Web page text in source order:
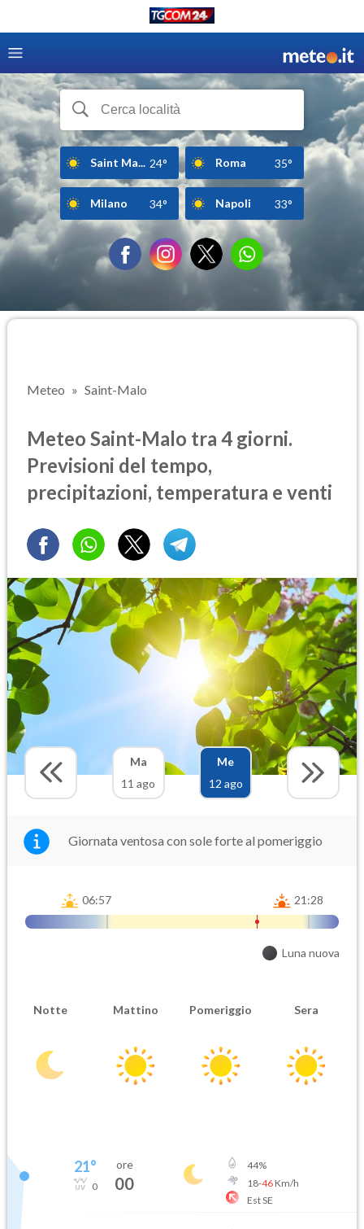
Saint Ma... 24° Roma 35°
Milano 34° Napoli 33°
Meteo Saint-Malo
Meteo Saint-Malo tra 4 giorni.
Previsioni del tempo,
precipitazioni, temperatura e venti
Ma
11 ago
Me
12 ago
Giornata ventosa con sole forte al pomeriggio
06:57 21:28
Luna nuova
Notte Mattino Pomeriggio Sera
21°
0
ore
00
44%
18-46Km/h
Est SE